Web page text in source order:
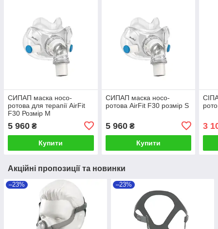
СИПАП маска носо-
ротова для терапії AirFit
F30 Розмір M
5 960 ₴
Купити
СИПАП маска носо-
ротова AirFit F30 розмір S
5 960₴
Купити
3
Акційні пропозиції та новинки
–23% –23%